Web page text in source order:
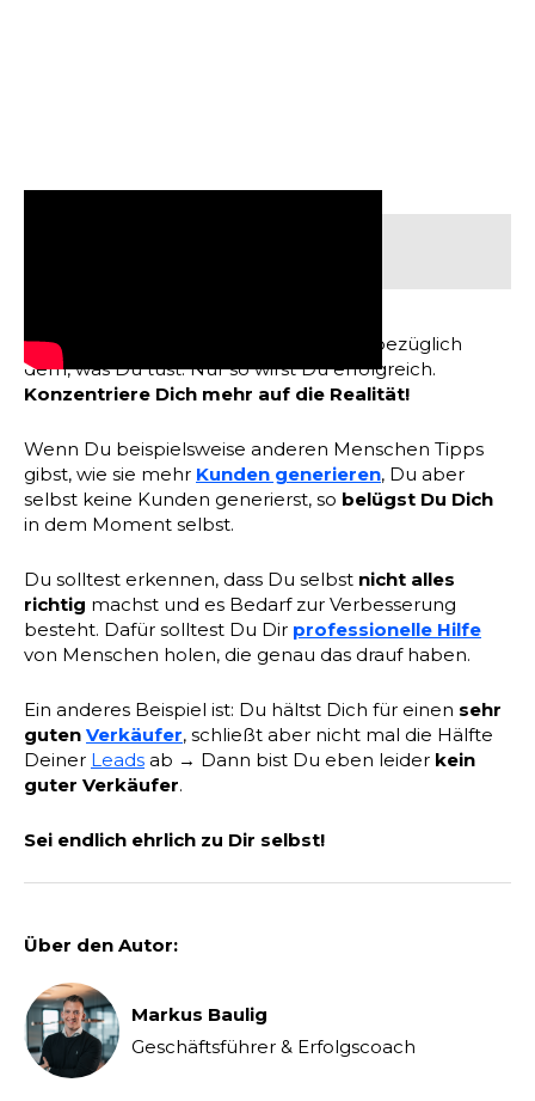
Über den Autor:
Markus Baulig
Geschäftsführer & Erfolgscoach
Du solltest Dich
bezüglich
dem, was Du tust. Nur so wirst Du erfolgreich.
Konzentriere Dich mehr auf die Realität!
Wenn Du beispielsweise anderen Menschen Tipps
gibst, wie sie mehr Kunden generieren, Du aber
selbst keine Kunden generierst, so belügst Du Dich
in dem Moment selbst.
Du solltest erkennen, dass Du selbst nicht alles
richtig machst und es Bedarf zur Verbesserung
besteht. Dafür solltest Du Dir professionelle Hilfe
von Menschen holen, die genau das drauf haben.
Ein anderes Beispiel ist: Du hältst Dich für einen sehr
guten Verkäufer, schließt aber nicht mal die Hälfte
Deiner Leads ab → Dann bist Du eben leider kein
guter Verkäufer.
Sei endlich ehrlich zu Dir selbst!